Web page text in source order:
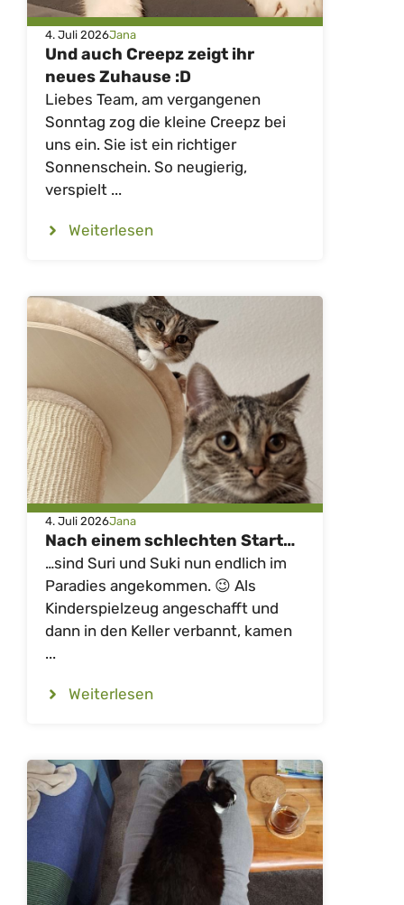
4. Juli 2026Jana
Und auch Creepz zeigt ihr
neues Zuhause :D
Liebes Team, am vergangenen
Sonntag zog die kleine Creepz bei
uns ein. Sie ist ein richtiger
Sonnenschein. So neugierig,
verspielt ...
Weiterlesen
4. Juli 2026Jana
Nach einem schlechten Start…
…sind Suri und Suki nun endlich im
Paradies angekommen. 😉 Als
Kinderspielzeug angeschafft und
dann in den Keller verbannt, kamen
...
Weiterlesen